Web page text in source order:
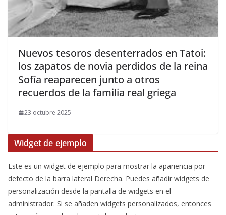
​Nuevos tesoros desenterrados en Tatoi:
los zapatos de novia perdidos de la reina
Sofía reaparecen junto a otros
recuerdos de la familia real griega
23 octubre 2025
Widget de ejemplo
Este es un widget de ejemplo para mostrar la apariencia por
defecto de la barra lateral Derecha. Puedes añadir widgets de
personalización desde la pantalla de widgets en el
administrador. Si se añaden widgets personalizados, entonces